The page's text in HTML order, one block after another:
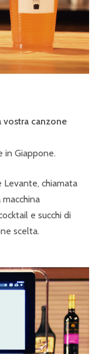
vostra canzone
in Giappone.
chiamata
e succhi di
scelta.